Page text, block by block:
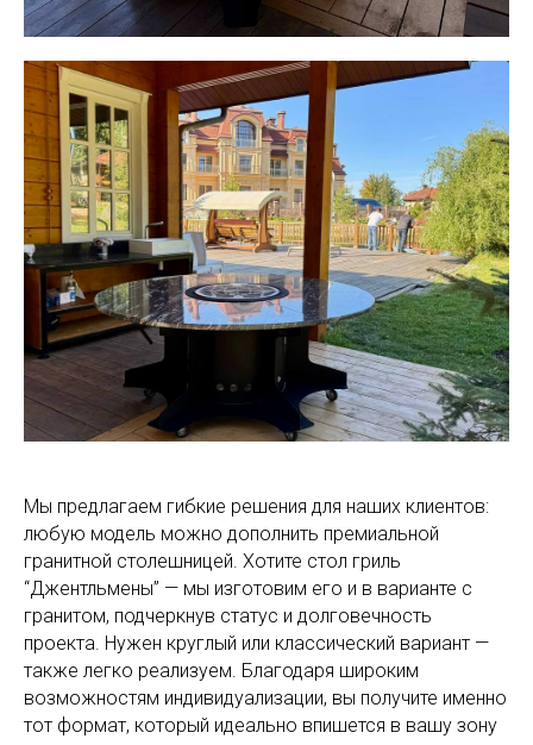
Мы предлагаем гибкие решения для наших клиентов:
любую модель можно дополнить премиальной
гранитной столешницей. Хотите стол гриль
“Джентльмены” — мы изготовим его и в варианте с
гранитом, подчеркнув статус и долговечность
проекта. Нужен круглый или классический вариант —
также легко реализуем. Благодаря широким
возможностям индивидуализации, вы получите именно
тот формат, который идеально впишется в вашу зону